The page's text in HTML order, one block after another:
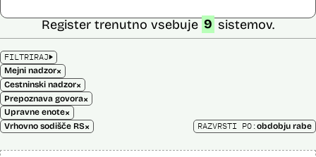
FILTRIRAJ
Mejni nadzor×
Cestninski nadzor×
Prepoznava govora×
Upravne enote×
Vrhovno sodišče RS×
Register trenutno vsebuje 9 sistemov.
RAZVRSTI PO:obdobju rabe